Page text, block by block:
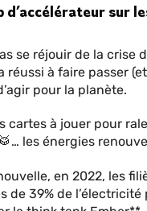
d’accélérateur sur
se réjouir de la crise
réussi à faire passer
pour la planète.
cartes à jouer pour
les énergies
en 2022, les
de 39% de